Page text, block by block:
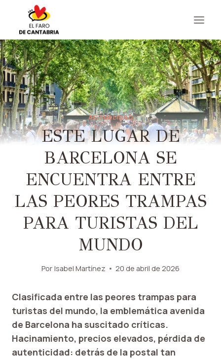
contenido
ACTUALIDAD
ESTE LUGAR DE
BARCELONA SE
ENCUENTRA ENTRE
LAS PEORES TRAMPAS
PARA TURISTAS DEL
MUNDO
Por Isabel Martínez 20 de abril de 2026
Clasificada entre las peores trampas para
turistas del mundo, la emblemática avenida
de Barcelona ha suscitado críticas.
Hacinamiento, precios elevados, pérdida de
autenticidad: detrás de la postal tan